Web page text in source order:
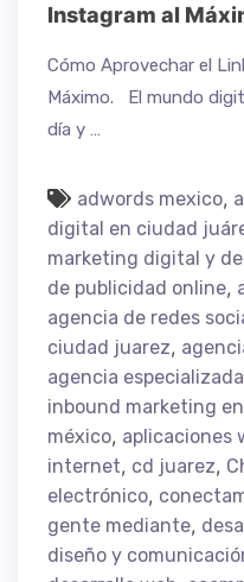
Instagram al
Cómo Aprovechar el
Máximo. El mundo
día y …
adwords mexico,
digital en ciudad
marketing digital y
de publicidad online,
agencia de redes
ciudad juarez,
agencia
inbound marketing
méxico, aplicaciones
internet, cd juarez,
electrónico,
gente mediante,
diseño y